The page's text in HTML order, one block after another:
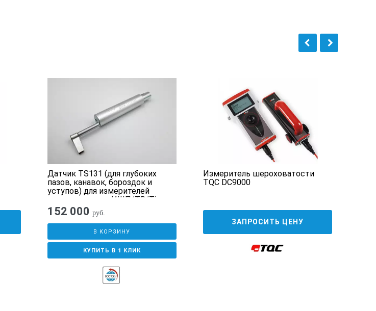
Датчик TS131 (для глубоких
пазов, канавок, бороздок и
уступов) для измерителей
шероховатости ИШП/TR/Time
152 000 руб.
В КОРЗИНУ
КУПИТЬ В 1 КЛИК
Измеритель шероховатости
TQC DC9000
ЗАПРОСИТЬ ЦЕНУ